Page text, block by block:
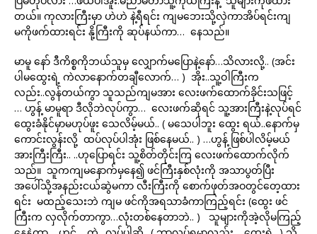
တယ်။ ကုလားကြီးမှာ ဟဲဟဲ နဲ့ရီရင်း ကျမဘေးသို့လှဲကာအိပ်ရင်းကျ
မကိုဖက်ထားရင်း နို့ကြီးကို ဆုပ်နယ်ကာ… နေသည်။
မာမူ နော် ဒီကိစ္စကိုဘယ်သူမှ လျှောက်မပြောနဲ့နော်…သိလားလို့.. (အင်း
ပါမထွေးရဲ့ ကဲလာနောက်တချီလောက်… ) အိုး..သူ့ဝါကြီးက
လည်း..လွန်တယ်ကွာ သူသည်ကျမအား လေးဖက်ထောက်ခိုင်းသဖြင့်
… ဟွန့် မာမူရာ ဒီလိုဘဲလုပ်ကွာ… လေးဖက်ဆိုရင် သူ့အားကြီးနဲ့လုပ်ရင်
ထွေးခံနိုင်မှာမဟုပ်ဖူး သေလိမ့်မယ်.. ( မသေပါဘူး ထွေး ရယ်..နောက်မှ
ကောင်းလွန်းလို့ ထပ်လုပ်ပါအုံး ဖြစ်နေမယ်.. ) …ဟွန့် ဖြစ်ပါလိမ့်မယ်
အားကြီးကြီး.. ..ဟုပြောရင်း သူ့စိတ်တိုင်းကြ လေးဖက်ထောက်လိုက်
သည်။ သူကကျမနောက်မှနေ၍ ဖင်ကြီးနှစ်လုံးကို အသာပွတ်ပြီး
အပေါ်သို့အနည်းငယ်ဆွဲမကာ လီးကြီးကို စောက်ဖုတ်အဝတွင်တေ့ထား
ရင်း မထည့်သေးဘဲ ကျမ ဖင်ကိုအရသာခံကာကြည့်ရင်း (ထွေး ဖင်
ကြီးက လှလိုက်တာကွာ…လုံးတစ်နေတာဘဲ.. ) သူများကိုအဲ့လိုမကြည့်